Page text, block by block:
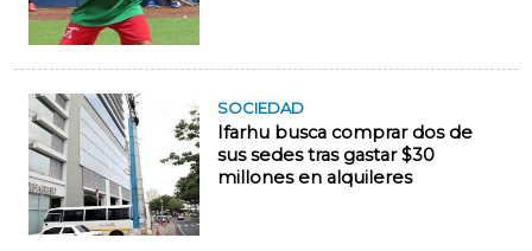
SOCIEDAD
Ifarhu busca comprar dos de
sus sedes tras gastar $30
millones en alquileres